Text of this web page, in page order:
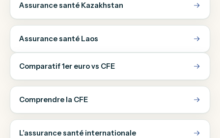
Assurance santé Kazakhstan
Assurance santé Laos
Comparatif 1er euro vs CFE
Comprendre la CFE
L’assurance santé internationale